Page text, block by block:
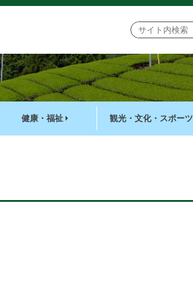
健康・福祉 観光・文化・スポーツ